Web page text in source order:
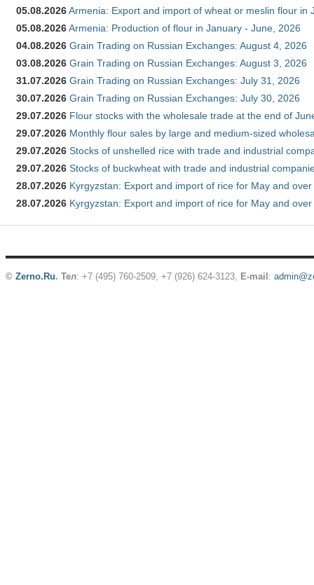
05.08.2026Armenia: Export and import of wheat or meslin flour in
05.08.2026Armenia: Production of flour in January - June, 2026
04.08.2026 Grain Trading on Russian Exchanges: August 4, 2026
03.08.2026 Grain Trading on Russian Exchanges: August 3, 2026
31.07.2026 Grain Trading on Russian Exchanges: July 31, 2026
30.07.2026 Grain Trading on Russian Exchanges: July 30, 2026
29.07.2026 Flour stocks with the wholesale trade at the end of
29.07.2026 Monthly flour sales by large and medium-sized
29.07.2026 Stocks of unshelled rice with trade and industrial
29.07.2026 Stocks of buckwheat with trade and industrial
28.07.2026 Kyrgyzstan: Export and import of rice for May and
28.07.2026 Kyrgyzstan: Export and import of rice for May and
© Zerno.Ru. Тел: +7 (495) 760-2509, +7 (926) 624-3123, E-mail :